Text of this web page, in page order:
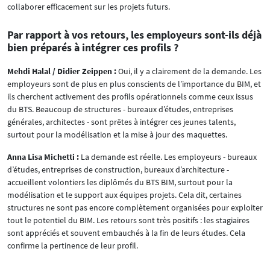
collaborer efficacement sur les projets futurs.
Par rapport à vos retours, les employeurs sont-ils déjà
bien préparés à intégrer ces profils ?
Mehdi Halal / Didier Zeippen :Oui, il y a clairement de la demande. Les
employeurs sont de plus en plus conscients de l’importance du BIM, et
ils cherchent activement des profils opérationnels comme ceux issus
du BTS. Beaucoup de structures - bureaux d’études, entreprises
générales, architectes - sont prêtes à intégrer ces jeunes talents,
surtout pour la modélisation et la mise à jour des maquettes.
Anna Lisa Michetti : La demande est réelle. Les employeurs - bureaux
d’études, entreprises de construction, bureaux d’architecture -
accueillent volontiers les diplômés du BTS BIM, surtout pour la
modélisation et le support aux équipes projets. Cela dit, certaines
structures ne sont pas encore complètement organisées pour exploiter
tout le potentiel du BIM. Les retours sont très positifs : les stagiaires
sont appréciés et souvent embauchés à la fin de leurs études. Cela
confirme la pertinence de leur profil.